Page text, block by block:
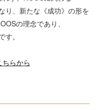
り、新たな《成功》の形を
の理念であり、
す。
らから